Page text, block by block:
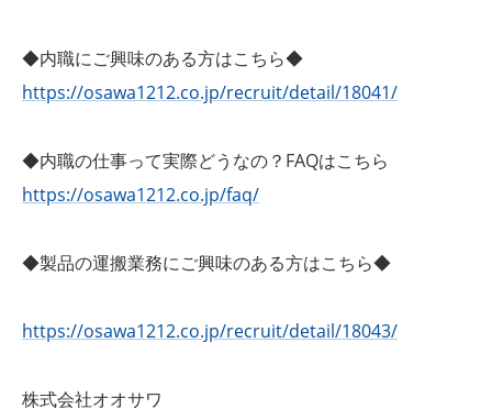
◆内職にご興味のある方はこちら◆
https://osawa1212.co.jp/recruit/detail/18041/
◆内職の仕事って実際どうなの？FAQはこちら
https://osawa1212.co.jp/faq/
◆製品の運搬業務にご興味のある方はこちら◆
https://osawa1212.co.jp/recruit/detail/18043/
株式会社オオサワ